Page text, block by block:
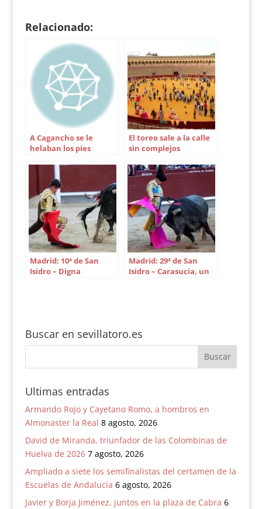
Relacionado:
A Cagancho se le
helaban los pies
El toreo sale a la calle
sin complejos
Madrid: 10ª de San
Isidro – Digna
Madrid: 29ª de San
Isidro – Carasucia, un
Buscar en sevillatoro.es
Ultimas entradas
Armando Rojo y Cayetano Romo, a hombros en
Almonaster la Real 8 agosto, 2026
David de Miranda, triunfador de las Colombinas de
Huelva de 2026 7 agosto, 2026
Ampliado a siete los semifinalistas del certamen de la
Escuelas de Andalucía 6 agosto, 2026
Javier y Borja Jiménez, juntos en la plaza de Cabra 6